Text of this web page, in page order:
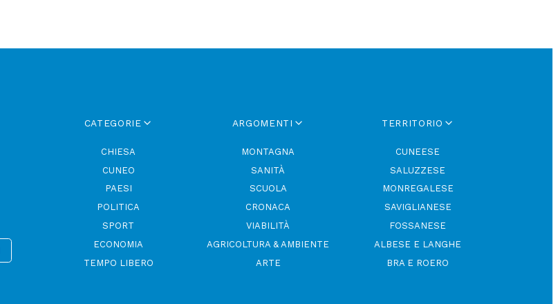
CATEGORIE
CHIESA
CUNEO
PAESI
POLITICA
SPORT
ECONOMIA
TEMPO LIBERO
ARGOMENTI
MONTAGNA
SANITÀ
SCUOLA
CRONACA
VIABILITÀ
AGRICOLTURA & AMBIENTE
ARTE
TERRITORIO
CUNEESE
SALUZZESE
MONREGALESE
SAVIGLIANESE
FOSSANESE
ALBESE E LANGHE
BRA E ROERO